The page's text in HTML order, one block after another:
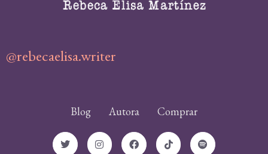
@rebecaelisa.writer
Blog Autora Comprar